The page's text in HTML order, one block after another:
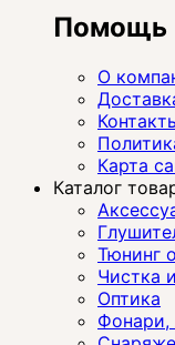
Помощь
О
Карта
Каталог
Тюнинг
Чистка
Оптика